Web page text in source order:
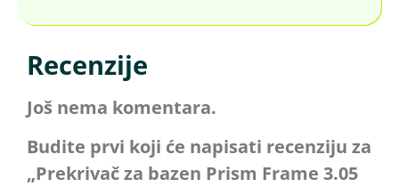
Recenzije
Još nema komentara.
Budite prvi koji će napisati recenziju za
„Prekrivač za bazen Prism Frame 3.05